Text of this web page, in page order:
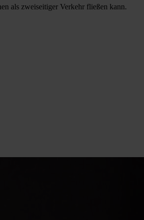
als zweiseitiger Verkehr fließen kann.